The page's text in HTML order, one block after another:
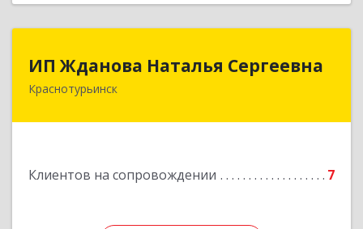
ИП Жданова Наталья Сергеевна
Краснотурьинск
Клиентов на сопровождении 7